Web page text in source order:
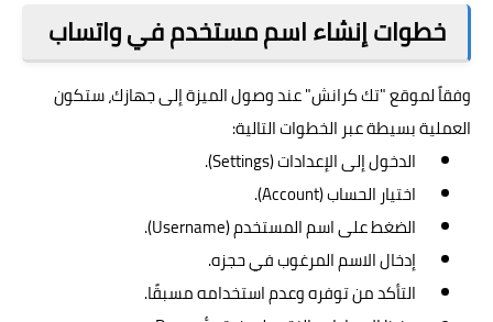
خطوات إنشاء اسم مستخدم في واتساب
وفقاً لموقع "تك كرانش" عند وصول الميزة إلى جهازك، ستكون
العملية بسيطة عبر الخطوات التالية:
الدخول إلى الإعدادات (Settings).
اختيار الحساب (Account).
الضغط على اسم المستخدم (Username).
إدخال الاسم المرغوب في حجزه.
التأكد من توفره وعدم استخدامه مسبقًا.